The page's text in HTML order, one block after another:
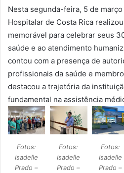
Nesta segunda-feira, 5 de
Hospitalar de Costa Rica
memorável para celebrar seus
saúde e ao atendimento
contou com a presença de
profissionais da saúde e
destacou a trajetória da
fundamental na assistência
Fotos:
Isadelle
Prado –
Fotos:
Isadelle
Prado –
Fotos:
Isadelle
Prado –